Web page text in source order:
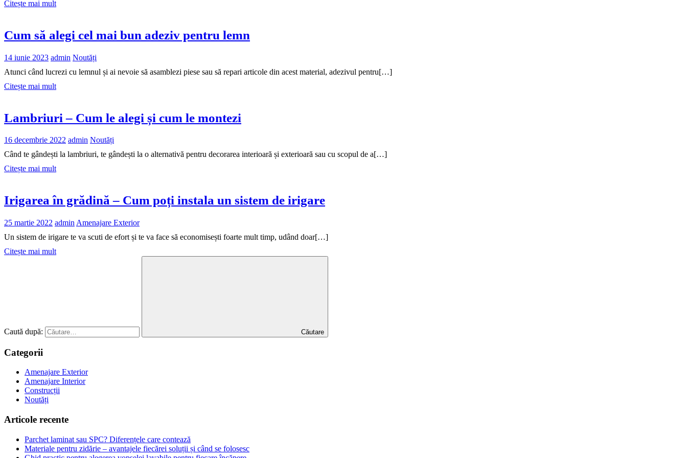
Citește mai mult
Cum să alegi cel mai bun adeziv pentru lemn
14 iunie 2023 admin Noutăți
Atunci când lucrezi cu lemnul și ai nevoie să asamblezi piese sau să repari articole din acest material, adezivul pentru[…]
Citește mai mult
Lambriuri – Cum le alegi și cum le montezi
16 decembrie 2022 admin Noutăți
Când te gândești la lambriuri, te gândești la o alternativă pentru decorarea interioară și exterioară sau cu scopul de a[…]
Citește mai mult
Irigarea în grădină – Cum poți instala un sistem de irigare
25 martie 2022 admin Amenajare Exterior
Un sistem de irigare te va scuti de efort și te va face să economisești foarte mult timp, udând doar[…]
Citește mai mult
Caută după: Căutare
Categorii
Amenajare Exterior
Amenajare Interior
Construcții
Noutăți
Articole recente
Parchet laminat sau SPC? Diferențele care contează
Materiale pentru zidărie – avantajele fiecărei soluții și când se folosesc